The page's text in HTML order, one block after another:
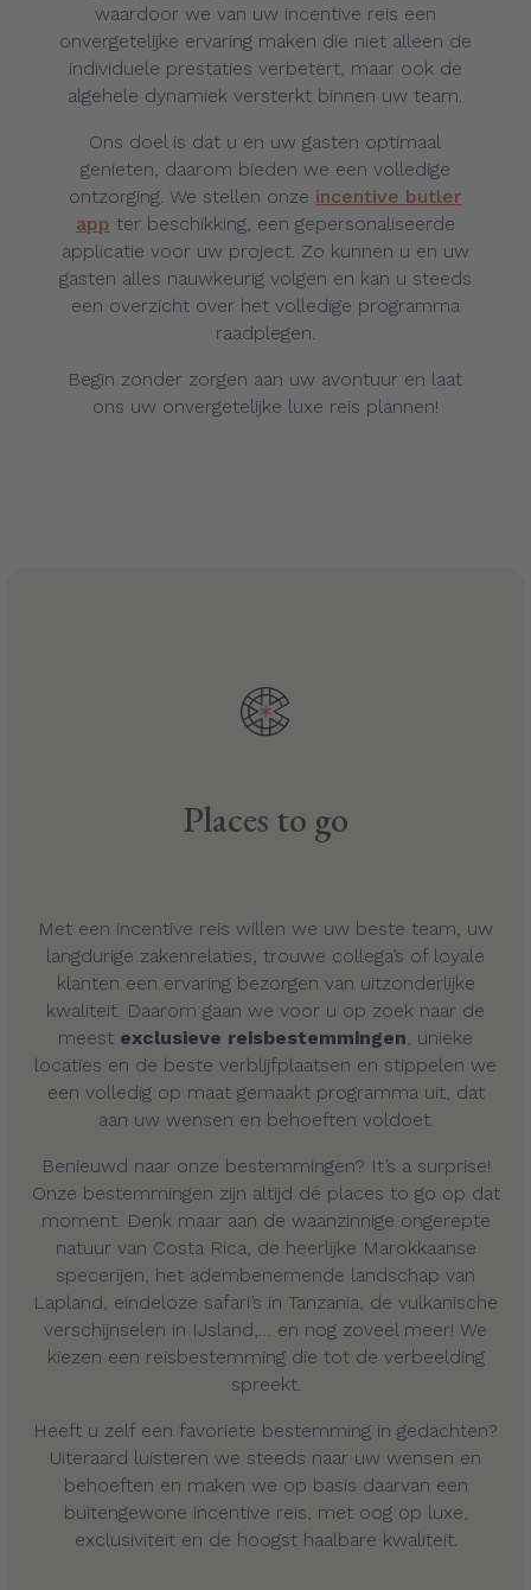
waardoor we van uw incentive reis een
onvergetelijke ervaring maken die niet alleen de
individuele prestaties verbetert, maar ook de
algehele dynamiek versterkt binnen uw team.
Ons doel is dat u en uw gasten optimaal
genieten, daarom bieden we een volledige
ontzorging. We stellen onze incentive butler
app ter beschikking, een gepersonaliseerde
applicatie voor uw project. Zo kunnen u en uw
gasten alles nauwkeurig volgen en kan u steeds
een overzicht over het volledige programma
raadplegen.
Begin zonder zorgen aan uw avontuur en laat
ons uw onvergetelijke luxe reis plannen!
Places to go
Met een incentive reis willen we uw beste team, uw
langdurige zakenrelaties, trouwe collega’s of loyale
klanten een ervaring bezorgen van uitzonderlijke
kwaliteit. Daarom gaan we voor u op zoek naar de
meest exclusieve reisbestemmingen , unieke
locaties en de beste verblijfplaatsen en stippelen we
een volledig op maat gemaakt programma uit, dat
aan uw wensen en behoeften voldoet.
Benieuwd naar onze bestemmingen? It’s a surprise!
Onze bestemmingen zijn altijd dé places to go op dat
moment. Denk maar aan de waanzinnige ongerepte
natuur van Costa Rica, de heerlijke Marokkaanse
specerijen, het adembenemende landschap van
Lapland, eindeloze safari’s in Tanzania, de vulkanische
verschijnselen in IJsland,… en nog zoveel meer! We
kiezen een reisbestemming die tot de verbeelding
spreekt.
Heeft u zelf een favoriete bestemming in gedachten?
Uiteraard luisteren we steeds naar uw wensen en
behoeften en maken we op basis daarvan een
buitengewone incentive reis, met oog op luxe,
exclusiviteit en de hoogst haalbare kwaliteit.